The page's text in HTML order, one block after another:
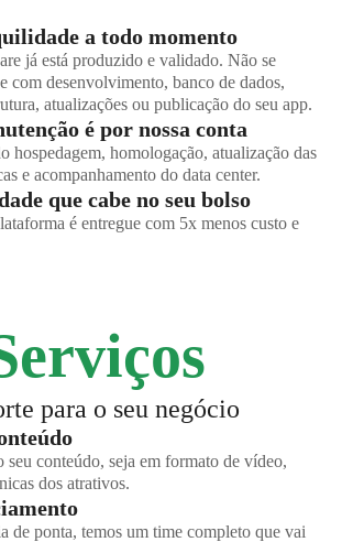
a todo momento
já está produzido e validado. Não se
com desenvolvimento, banco de dados,
atualizações ou publicação do seu app.
é por nossa conta
hospedagem, homologação, atualização das
e acompanhamento do data center.
que cabe no seu bolso
é entregue com 5x menos custo e
para o seu negócio
seu conteúdo, seja em formato de vídeo,
dos atrativos.
de ponta, temos um time completo que vai